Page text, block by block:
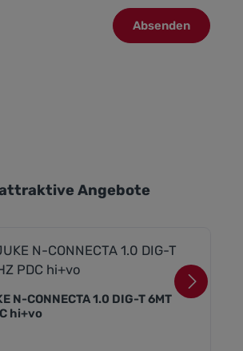
Absenden
überspringenAngebote
N-CONNECTA 1.0 DIG-T 6MT
hi+vo